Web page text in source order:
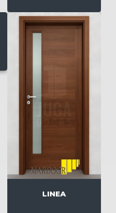
LINEA